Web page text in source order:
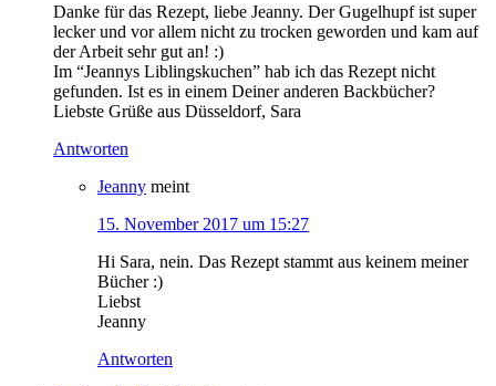
Danke für das Rezept, liebe Jeanny. Der Gugelhupf ist super
lecker und vor allem nicht zu trocken geworden und kam auf
der Arbeit sehr gut an! :)
Im “Jeannys Liblingskuchen” hab ich das Rezept nicht
gefunden. Ist es in einem Deiner anderen Backbücher?
Liebste Grüße aus Düsseldorf, Sara
Antworten
Jeanny meint
15. November 2017 um 15:27
Hi Sara, nein. Das Rezept stammt aus keinem meiner
Bücher :)
Liebst
Jeanny
Antworten